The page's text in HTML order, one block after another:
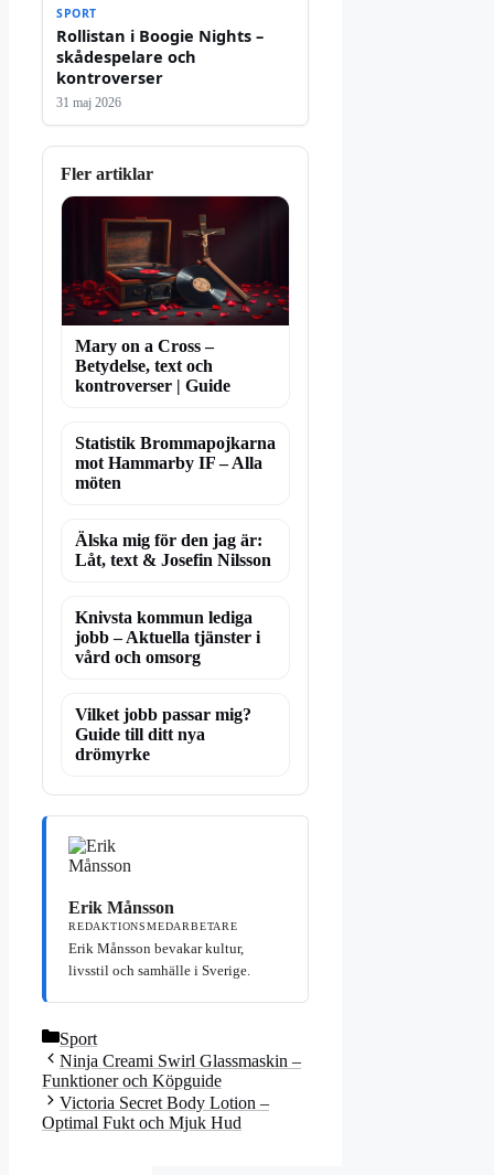
SPORT
Rollistan i Boogie Nights –
skådespelare och
kontroverser
31 maj 2026
Fler artiklar
Mary on a Cross –
Betydelse, text och
kontroverser | Guide
Statistik Brommapojkarna
mot Hammarby IF – Alla
möten
Älska mig för den jag är:
Låt, text & Josefin Nilsson
Knivsta kommun lediga
jobb – Aktuella tjänster i
vård och omsorg
Vilket jobb passar mig?
Guide till ditt nya
drömyrke
Erik Månsson
REDAKTIONSMEDARBETARE
Erik Månsson bevakar kultur,
livsstil och samhälle i Sverige.
Kategorier
Sport
Ninja Creami Swirl Glassmaskin –
Funktioner och Köpguide
Victoria Secret Body Lotion –
Optimal Fukt och Mjuk Hud